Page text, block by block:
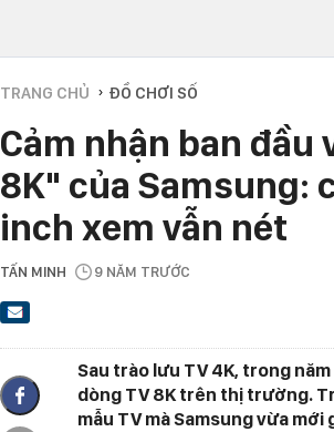
TRANG CHỦ › ĐỒ CHƠI SỐ
Cảm nhận ban
8K" của Samsung:
inch xem vẫn nét
TẤN MINH 9 NĂM TRƯỚC
Sau trào lưu TV 4K, trong
dòng TV 8K trên thị trường.
mẫu TV mà Samsung vừa